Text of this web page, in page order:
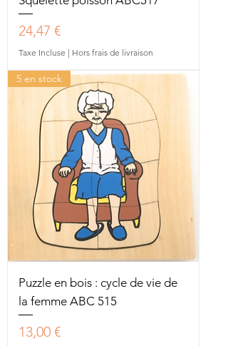
Prix
24,47 €
Taxe Incluse | Hors frais de livraison
5 en stock
Puzzle en bois : cycle de vie de
la femme ABC 515
Prix
13,00 €